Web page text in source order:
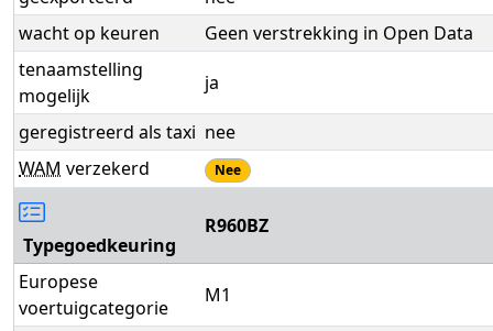
wacht op keuren
Geen verstrekking in Open Data
tenaamstelling
mogelijk
ja
geregistreerd als taxi nee
WAM verzekerd Nee
Typegoedkeuring
R960BZ
Europese
voertuigcategorie
M1